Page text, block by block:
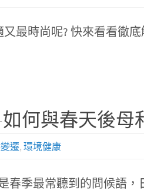
又最時尚呢? 快來看看徹
何與春天後母
遷, 環境健康
春季最常聽到的問候語